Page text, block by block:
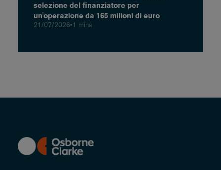
selezione del finanziatore per
un'operazione da 165 milioni di euro
21/07/2026•1 mins